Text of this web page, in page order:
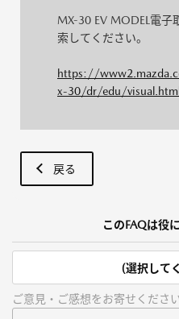
MX-30 EV MODEL電子
索してください。
https://
x-30/dr/edu/visual.html
戻る
このFAQは役
(選択して
ご意見・ご感想をお寄せくださ